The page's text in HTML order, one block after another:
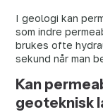
I geologi kan
som indre
brukes ofte
sekund når man
Kan
geoteknisk